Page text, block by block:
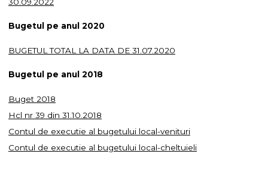
Bugetul pe anul 2020
BUGETUL TOTAL LA DATA DE 31.07.2020
Bugetul pe anul 2018
Buget 2018
Hcl nr 39 din 31.10.2018
Contul de executie al bugetului local-venituri
Contul de executie al bugetului local-cheltuieli